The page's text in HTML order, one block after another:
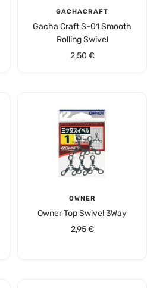
GACHACRAFT
Gacha Craft S-01 Smooth
Rolling Swivel
Angebotspreis
2,50 €
OWNER
Owner Top Swivel 3Way
Angebotspreis
2,95 €